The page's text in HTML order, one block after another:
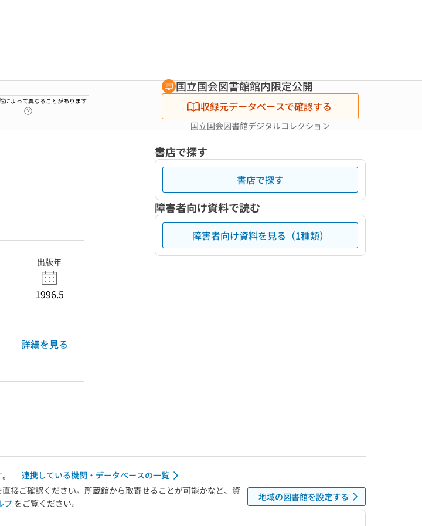
によって異なることがあります
国立国会図書館館内限定公開
収録元データベースで確認する
国立国会図書館デジタルコレクション
出版年
1996.5
詳細を見る
書店で探す
書店で探す
障害者向け資料で読む
障害者向け資料を見る（1種類）
連携している機関・データベースの一覧
接ご確認ください。所蔵館から取寄せることが可能かなど、資
プをご覧ください。
地域の図書館を設定する